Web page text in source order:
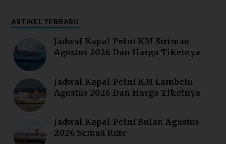
ARTIKEL TERBARU
Jadwal Kapal Pelni KM Sirimau
Agustus 2026 Dan Harga Tiketnya
Jadwal Kapal Pelni KM Lambelu
Agustus 2026 Dan Harga Tiketnya
Jadwal Kapal Pelni Bulan Agustus
2026 Semua Rute